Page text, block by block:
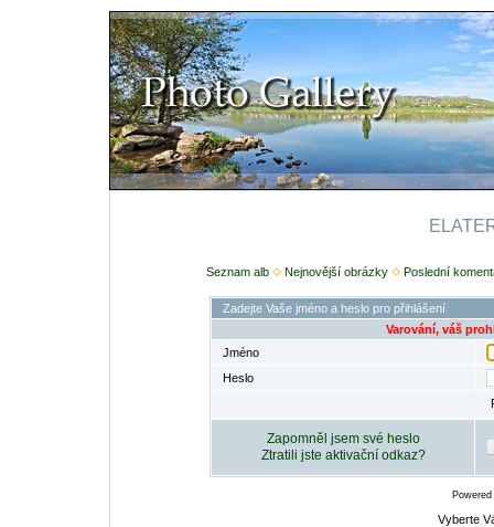
Seznam alb Nejnovější obrázky Poslední
Zadejte Vaše jméno a heslo pro přihlášení
Varování, váš
Jméno
Heslo
Zapomněl jsem své heslo
Ztratili jste aktivační odkaz?
Vyberte